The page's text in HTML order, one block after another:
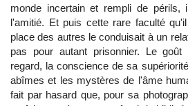
monde incertain et rempli de
l'amitié. Et puis cette rare faculté
place des autres le conduisait à un
pas pour autant prisonnier. Le
regard, la conscience de sa
abîmes et les mystères de l'âme
fait par hasard que, pour sa